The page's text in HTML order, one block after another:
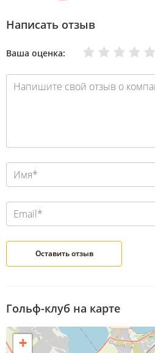
Написать отзыв
Ваша оценка: Отлично
Хорошо
Нормально
Плохо
Очень плохо
Гольф-клуб на карте
+